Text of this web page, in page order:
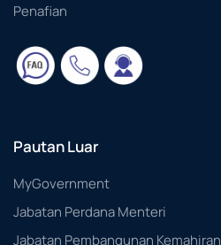
Penafian
Pautan Luar
MyGovernment
Jabatan Perdana Menteri
Jabatan Pembangunan Kemahiran